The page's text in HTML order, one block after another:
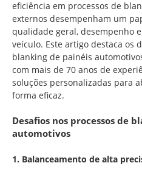
eficiência em processos de
externos desempenham um
qualidade geral, desempenho
veículo. Este artigo destaca os
blanking de painéis
com mais de 70 anos de
soluções personalizadas para
forma eficaz.
Desafios nos processos de
automotivos
1. Balanceamento de alta